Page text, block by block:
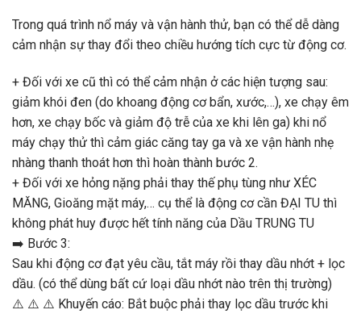
Trong quá trình nổ máy và vận hành thử, bạn có thể dễ dàng
cảm nhận sự thay đổi theo chiều hướng tích cực từ động cơ.
+ Đối với xe cũ thì có thể cảm nhận ở các hiện tượng sau:
giảm khói đen (do khoang động cơ bẩn, xước,…), xe chạy êm
hơn, xe chạy bốc và giảm độ trễ của xe khi lên ga) khi nổ
máy chạy thử thì cảm giác căng tay ga và xe vận hành nhẹ
nhàng thanh thoát hơn thì hoàn thành bước 2.
+ Đối với xe hỏng nặng phải thay thế phụ tùng như XÉC
MĂNG, Gioăng mặt máy,… cụ thể là động cơ cần ĐẠI TU thì
không phát huy được hết tính năng của Dầu TRUNG TU
➡️ Bước 3:
Sau khi động cơ đạt yêu cầu, tắt máy rồi thay dầu nhớt + lọc
dầu. (có thể dùng bất cứ loại dầu nhớt nào trên thị trường)
⚠️ ⚠️ ⚠️ Khuyến cáo: Bắt buộc phải thay lọc dầu trước khi